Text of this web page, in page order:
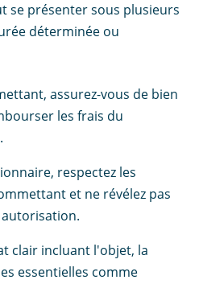
se présenter sous plusieurs
déterminée ou
assurez-vous de bien
les frais du
respectez les
et ne révélez pas
clair incluant l'objet, la
essentielles comme